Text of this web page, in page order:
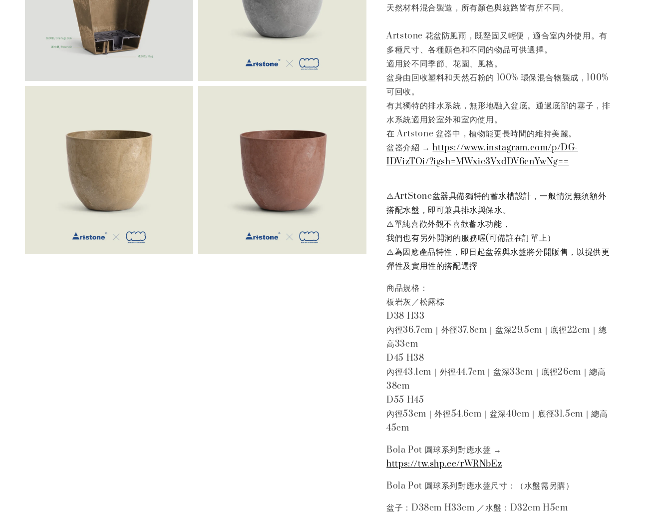
天然材料混合製造，所有顏色與紋路皆有所不同。
Artstone 花盆防風雨，既堅固又輕便，適合室內外使用。有
多種尺寸、各種顏色和不同的物品可供選擇。
適用於不同季節、花園、風格。
盆身由回收塑料和天然石粉的 100% 環保混合物製成，100%
可回收。
有其獨特的排水系統，無形地融入盆底。通過底部的塞子，排
水系統適用於室外和室內使用。
在 Artstone 盆器中，植物能更長時間的維持美麗。
盆器介紹 →https://www.instagram.com/p/DG-
IDVizTOi/?igsh=MWxic3VxdDV6cnYwNg==
⚠️ArtStone盆器具備獨特的蓄水槽設計，一般情況無須額外
搭配水盤，即可兼具排水與保水。
⚠️單純喜歡外觀不喜歡蓄水功能，
我們也有另外開洞的服務喔(可備註在訂單上）
⚠️為因應產品特性，即日起盆器與水盤將分開販售，以提供更
彈性及實用性的搭配選擇
商品規格：
板岩灰／松露棕
D38 H33
內徑36.7cm｜外徑37.8cm｜盆深29.5cm｜底徑22cm｜總
高33cm
D45 H38
內徑43.1cm｜外徑44.7cm｜盆深33cm｜底徑26cm｜總高
38cm
D55 H45
內徑53cm｜外徑54.6cm｜盆深40cm｜底徑31.5cm｜總高
45cm
Bola Pot 圓球系列對應水盤 →
https://tw.shp.ee/rWRNbEz
Bola Pot 圓球系列對應水盤尺寸：（水盤需另購）
盆子：D38cm H33cm ／水盤：D32cm H5cm